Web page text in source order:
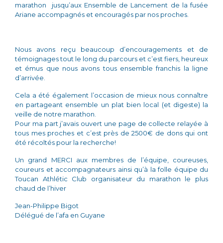
marathon jusqu’aux Ensemble de Lancement de la fusée
Ariane accompagnés et encouragés par nos proches.
Nous avons reçu beaucoup d’encouragements et de
témoignages tout le long du parcours et c’est fiers, heureux
et émus que nous avons tous ensemble franchis la ligne
d’arrivée.
Cela a été également l’occasion de mieux nous connaître
en partageant ensemble un plat bien local (et digeste) la
veille de notre marathon.
Pour ma part j’avais ouvert une page de collecte relayée à
tous mes proches et c’est près de 2500€ de dons qui ont
été récoltés pour la recherche!
Un grand MERCI aux membres de l’équipe, coureuses,
coureurs et accompagnateurs ainsi qu’à la folle équipe du
Toucan Athlétic Club organisateur du marathon le plus
chaud de l’hiver
Jean-Philippe Bigot
Délégué de l’afa en Guyane